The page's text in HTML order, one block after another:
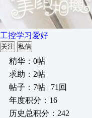
工控学习爱好
关注 私信
精华：0帖
求助：2帖
帖子：7帖 | 71回
年度积分：16
历史总积分：242